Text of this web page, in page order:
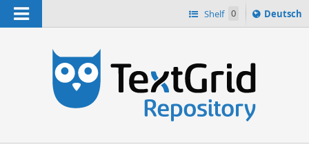
Navigation Shelf 0
Sprache
ï¿½ndern
Deutsch